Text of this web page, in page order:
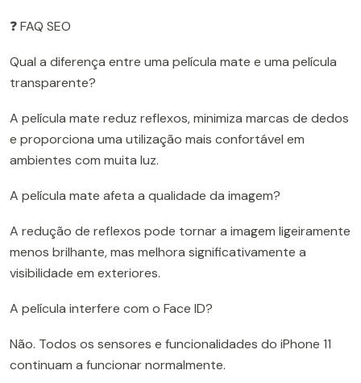
❓ FAQ SEO
Qual a diferença entre uma película mate e uma película
transparente?
A película mate reduz reflexos, minimiza marcas de dedos
e proporciona uma utilização mais confortável em
ambientes com muita luz.
A película mate afeta a qualidade da imagem?
A redução de reflexos pode tornar a imagem ligeiramente
menos brilhante, mas melhora significativamente a
visibilidade em exteriores.
A película interfere com o Face ID?
Não. Todos os sensores e funcionalidades do iPhone 11
continuam a funcionar normalmente.